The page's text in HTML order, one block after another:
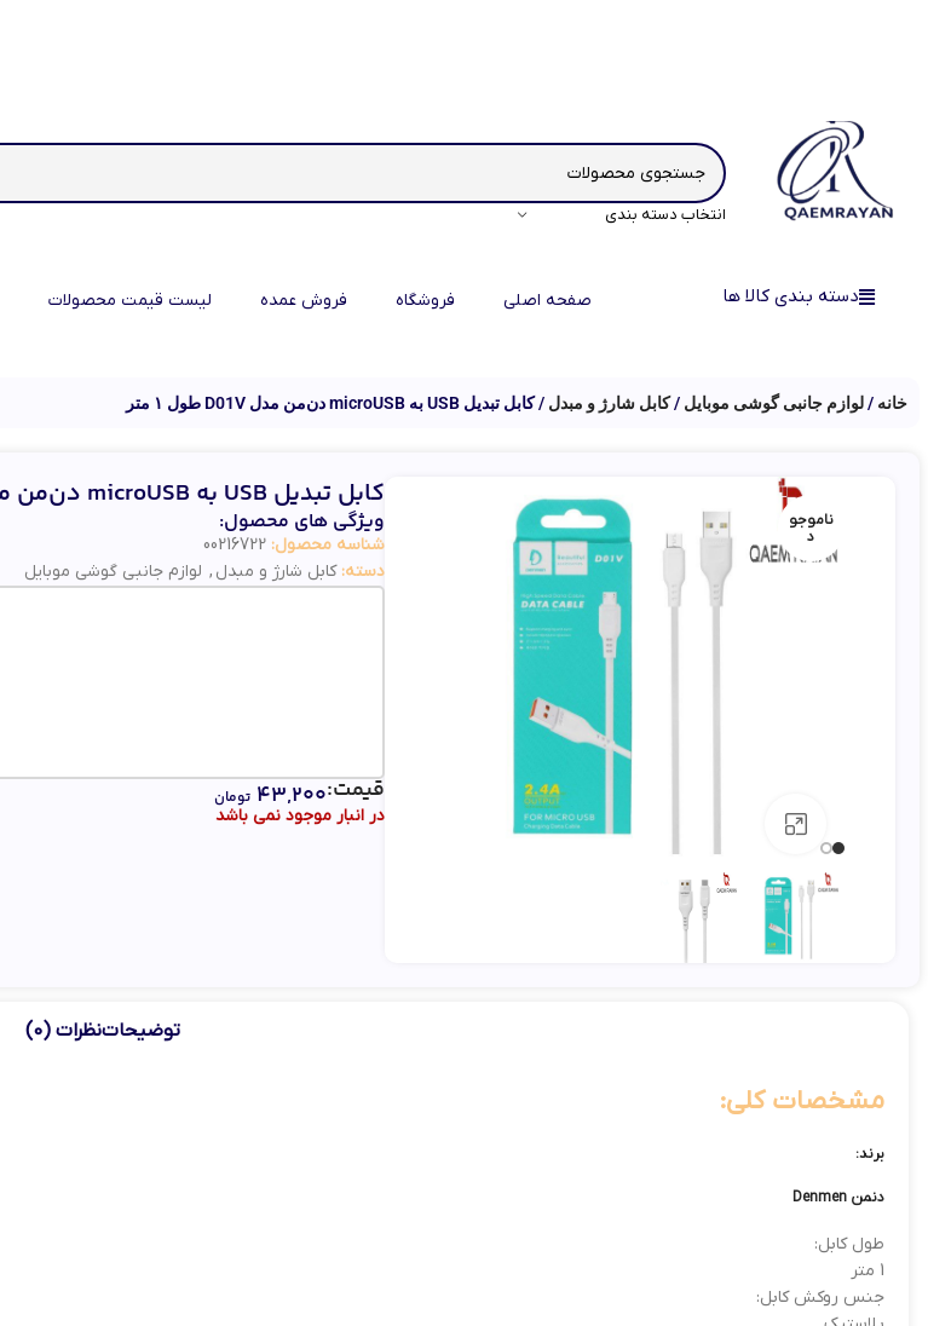
انتخاب دسته بندی
دسته بندی کالا ها صفحه اصلی فروشگاه فروش عمده لیست قیمت محصولات
خانه لوازم جانبی گوشی موبایل کابل شارژ و مبدل کابل تبدیل USB به microUSB دن‌من مدل D01V طول ۱ متر
ناموجو
د
کابل تبدیل USB به microUSB دن‌من مدل D01V طول ۱ متر
ویژگی های محصول:
شناسه محصول: 00216722
دسته: کابل شارژ و مبدل , لوازم جانبی گوشی موبایل
در انبار موجود نمی باشد
قیمت:۴۳,۲۰۰ تومان
توضیحاتنظرات (0)
مشخصات کلی:
برند:
دنمن Denmen
طول کابل:
1 متر
جنس روکش کابل: